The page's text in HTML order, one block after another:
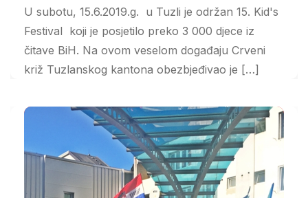
U subotu, 15.6.2019.g. u Tuzli je održan 15. Kid's
Festival koji je posjetilo preko 3 000 djece iz
čitave BiH. Na ovom veselom događaju Crveni
križ Tuzlanskog kantona obezbjeđivao je […]